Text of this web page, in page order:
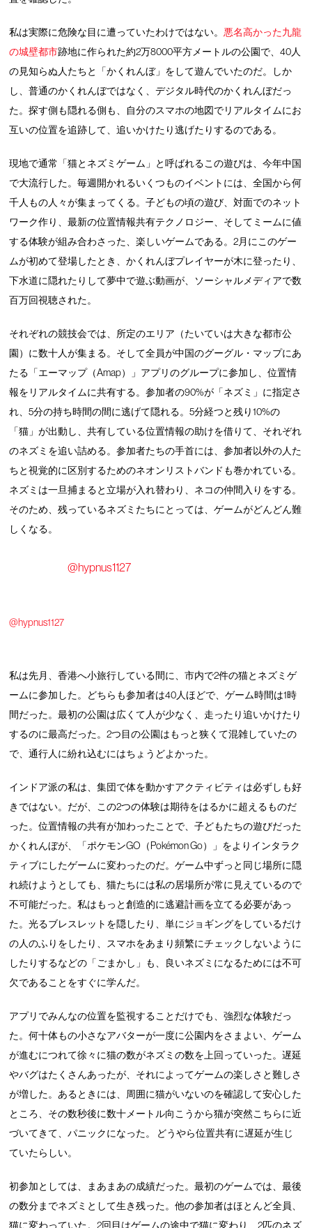
私は実際に危険な目に遭っていたわけではない。 悪名高かった九龍
の城壁都市跡地に作られた約2万8000平方メートルの公園で、40人
の見知らぬ人たちと「かくれんぼ」をして遊んでいたのだ。しか
し、普通のかくれんぼではなく、デジタル時代のかくれんぼだっ
た。探す側も隠れる側も、自分のスマホの地図でリアルタイムにお
互いの位置を追跡して、追いかけたり逃げたりするのである。
現地で通常「猫とネズミゲーム」と呼ばれるこの遊びは、今年中国
で大流行した。毎週開かれるいくつものイベントには、全国から何
千人もの人々が集まってくる。子どもの頃の遊び、対面でのネット
ワーク作り、最新の位置情報共有テクノロジー、そしてミームに値
する体験が組み合わさった、楽しいゲームである。2月にこのゲー
ムが初めて登場したとき、かくれんぼプレイヤーが木に登ったり、
下水道に隠れたりして夢中で遊ぶ動画が、ソーシャルメディアで数
百万回視聴された。
それぞれの競技会では、所定のエリア（たいていは大きな都市公
園）に数十人が集まる。そして全員が中国のグーグル・マップにあ
たる「エーマップ（Amap）」アプリのグループに参加し、位置情
報をリアルタイムに共有する。参加者の90%が「ネズミ」に指定さ
れ、5分の持ち時間の間に逃げて隠れる。5分経つと残り10%の
「猫」が出動し、共有している位置情報の助けを借りて、それぞれ
のネズミを追い詰める。参加者たちの手首には、参加者以外の人た
ちと視覚的に区別するためのネオンリストバンドも巻かれている。
ネズミは一旦捕まると立場が入れ替わり、ネコの仲間入りをする。
そのため、残っているネズミたちにとっては、ゲームがどんどん難
しくなる。
@hypnus1127
@hypnus1127
私は先月、香港へ小旅行している間に、市内で2件の猫とネズミゲ
ームに参加した。どちらも参加者は40人ほどで、ゲーム時間は1時
間だった。最初の公園は広くて人が少なく、走ったり追いかけたり
するのに最高だった。2つ目の公園はもっと狭くて混雑していたの
で、通行人に紛れ込むにはちょうどよかった。
インドア派の私は、集団で体を動かすアクティビティは必ずしも好
きではない。だが、この2つの体験は期待をはるかに超えるものだ
った。位置情報の共有が加わったことで、子どもたちの遊びだった
かくれんぼが、「ポケモンGO（Pokémon Go）」をよりインタラク
ティブにしたゲームに変わったのだ。ゲーム中ずっと同じ場所に隠
れ続けようとしても、猫たちには私の居場所が常に見えているので
不可能だった。私はもっと創造的に逃避計画を立てる必要があっ
た。光るブレスレットを隠したり、単にジョギングをしているだけ
の人のふりをしたり、スマホをあまり頻繁にチェックしないように
したりするなどの「ごまかし」も、良いネズミになるためには不可
欠であることをすぐに学んだ。
アプリでみんなの位置を監視することだけでも、強烈な体験だっ
た。何十体もの小さなアバターが一度に公園内をさまよい、ゲーム
が進むにつれて徐々に猫の数がネズミの数を上回っていった。遅延
やバグはたくさんあったが、それによってゲームの楽しさと難しさ
が増した。あるときには、周囲に猫がいないのを確認して安心した
ところ、その数秒後に数十メートル向こうから猫が突然こちらに近
づいてきて、パニックになった。 どうやら位置共有に遅延が生じ
ていたらしい。
初参加としては、まあまあの成績だった。最初のゲームでは、最後
の数分までネズミとして生き残った。他の参加者はほとんど全員、
猫に変わっていた。2回目はゲームの途中で猫に変わり、2匹のネズ